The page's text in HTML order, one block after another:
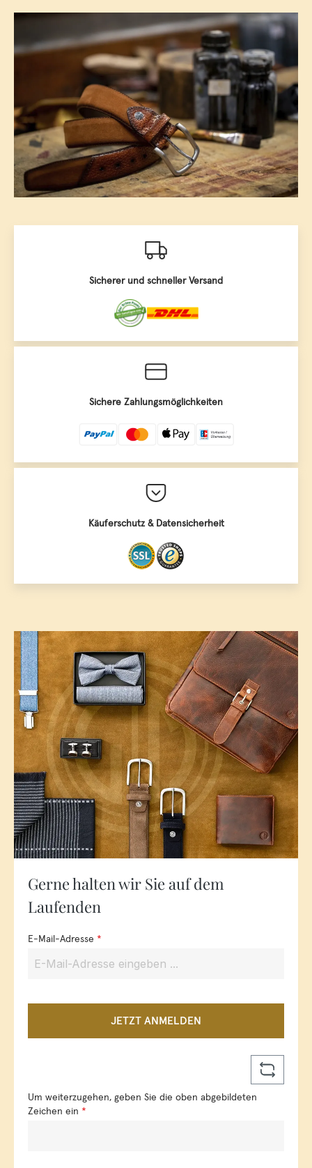
Sicherer und schneller Versand
Sichere Zahlungsmöglichkeiten
Käuferschutz & Datensicherheit
Gerne halten wir Sie auf dem
Laufenden
E-Mail-Adresse *
JETZT ANMELDEN
Um weiterzugehen, geben Sie die oben abgebildeten
Zeichen ein *